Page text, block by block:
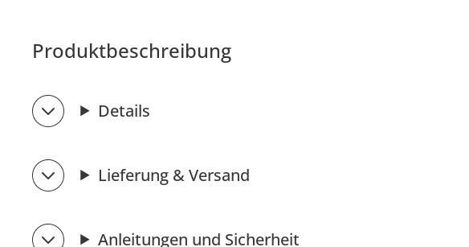
Produktbeschreibung
Details
Lieferung & Versand
Anleitungen und Sicherheit